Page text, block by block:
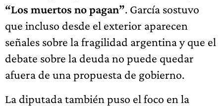
“Los muertos no pagan”. García sostuvo
que incluso desde el exterior aparecen
señales sobre la fragilidad argentina y que el
debate sobre la deuda no puede quedar
afuera de una propuesta de gobierno.
La diputada también puso el foco en la